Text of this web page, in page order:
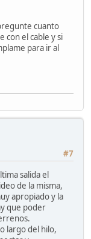
cuanto
con el cable y si
para ir al
#7
salida el
de la misma,
apropiado y la
que poder
largo del hilo,